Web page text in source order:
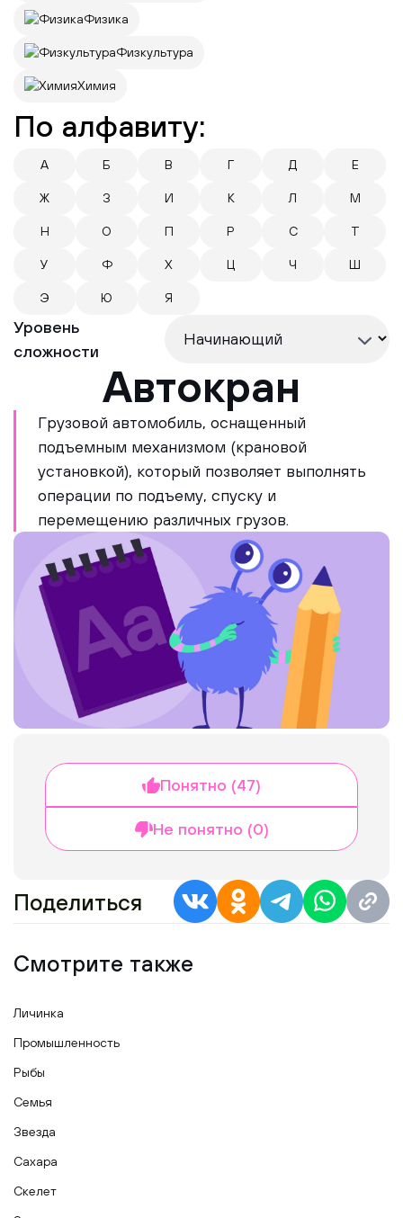
Физика
Физкультура
Химия
По алфавиту:
А Б В Г Д Е
Ж З И К Л М
Н О П Р С Т
У Ф Х Ц Ч Ш
Э Ю Я
Уровень
сложности
Автокран
Грузовой автомобиль, оснащенный
подъемным механизмом (крановой
установкой), который позволяет выполнять
операции по подъему, спуску и
перемещению различных грузов.
Понятно (47)
Не понятно (0)
Поделиться
Смотрите также
Личинка
Промышленность
Рыбы
Семья
Звезда
Сахара
Скелет